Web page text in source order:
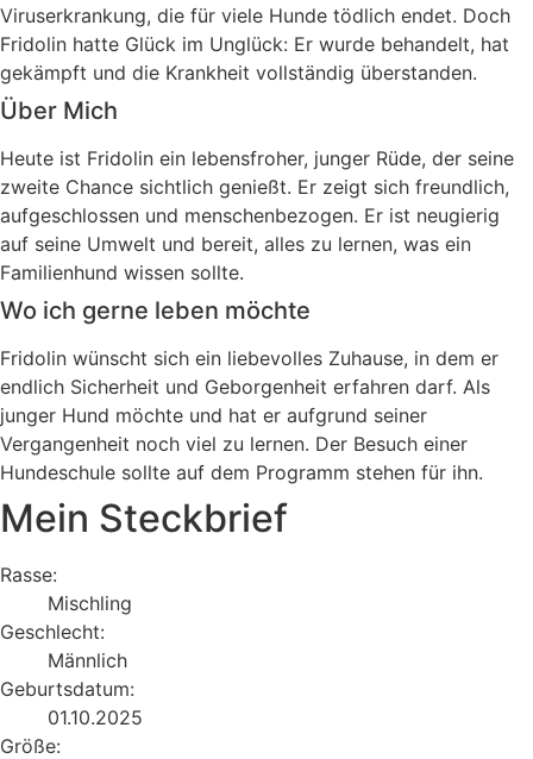
Viruserkrankung, die für viele Hunde tödlich endet. Doch
Fridolin hatte Glück im Unglück: Er wurde behandelt, hat
gekämpft und die Krankheit vollständig überstanden.
Über Mich
Heute ist Fridolin ein lebensfroher, junger Rüde, der seine
zweite Chance sichtlich genießt. Er zeigt sich freundlich,
aufgeschlossen und menschenbezogen. Er ist neugierig
auf seine Umwelt und bereit, alles zu lernen, was ein
Familienhund wissen sollte.
Wo ich gerne leben möchte
Fridolin wünscht sich ein liebevolles Zuhause, in dem er
endlich Sicherheit und Geborgenheit erfahren darf. Als
junger Hund möchte und hat er aufgrund seiner
Vergangenheit noch viel zu lernen. Der Besuch einer
Hundeschule sollte auf dem Programm stehen für ihn.
Mein Steckbrief
Rasse:
Mischling
Geschlecht:
Männlich
Geburtsdatum:
01.10.2025
Größe: